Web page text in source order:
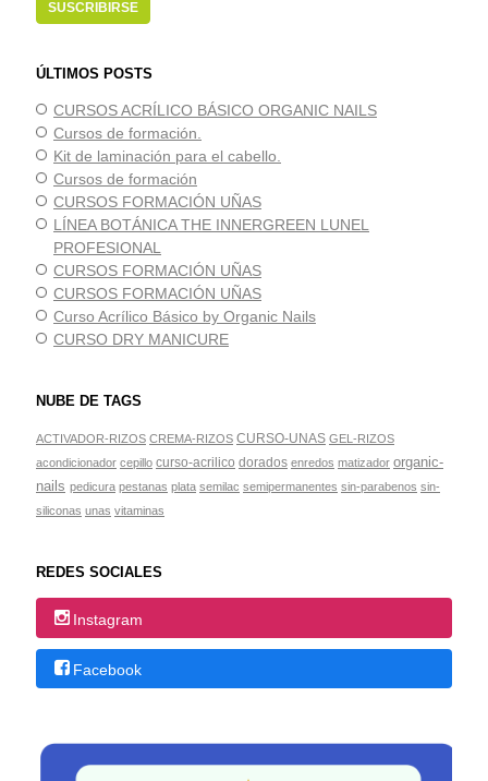
ÚLTIMOS POSTS
CURSOS ACRÍLICO BÁSICO ORGANIC NAILS
Cursos de formación.
Kit de laminación para el cabello.
Cursos de formación
CURSOS FORMACIÓN UÑAS
LÍNEA BOTÁNICA THE INNERGREEN LUNEL
PROFESIONAL
CURSOS FORMACIÓN UÑAS
CURSOS FORMACIÓN UÑAS
Curso Acrílico Básico by Organic Nails
CURSO DRY MANICURE
NUBE DE TAGS
ACTIVADOR-RIZOS CREMA-RIZOS CURSO-UNAS GEL-RIZOS
acondicionador cepillo curso-acrilico dorados enredos matizador organic-
nails pedicura pestanas plata semilac semipermanentes sin-parabenos sin-
siliconas unas vitaminas
REDES SOCIALES
Instagram
Facebook